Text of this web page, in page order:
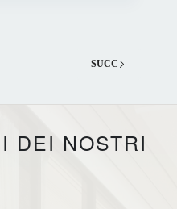
SUCC
DEI NOSTRI